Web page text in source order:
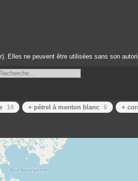
Elles ne peuvent être utilisées sans son
14 + pétrel à menton blanc 6 +